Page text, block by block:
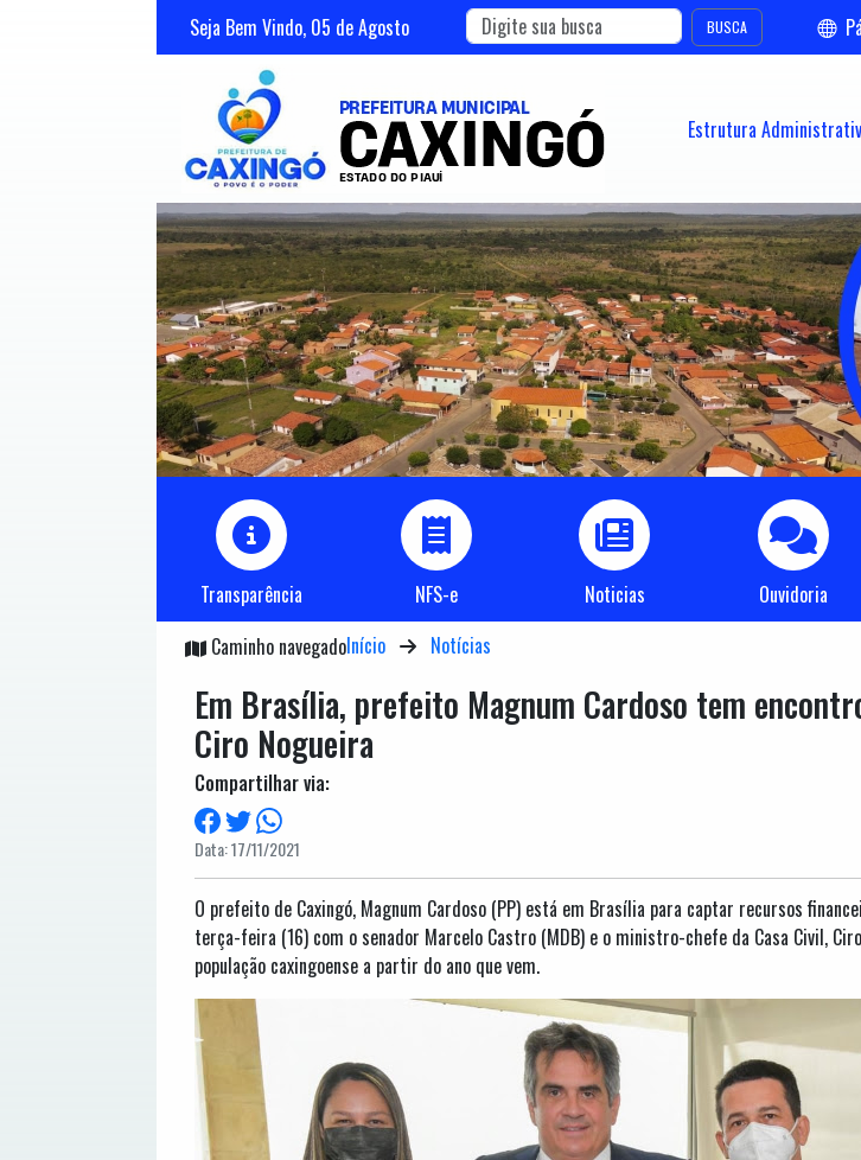
Seja Bem Vindo, 05 deAgosto BUSCA
Estrutura
Transparência NFS-e Noticias Ouvidoria
Caminho navegadoInício Notícias
Em Brasília, prefeito Magnum Cardoso tem
Ciro Nogueira
Compartilhar via:
Data: 17/11/2021
O prefeito de Caxingó, Magnum Cardoso (PP) está em Brasília para captar recursos
terça-feira (16) com o senador Marcelo Castro (MDB) e o ministro-chefe da Casa Civil,
população caxingoense a partir do ano que vem.